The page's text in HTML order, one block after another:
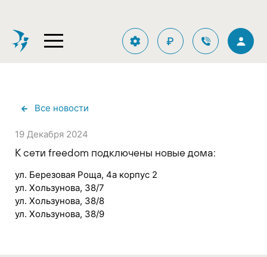
Все новости
19 Декабря 2024
К сети freedom подключены новые дома:
ул. Березовая Роща, 4а корпус 2
ул. Хользунова, 38/7
ул. Хользунова, 38/8
ул. Хользунова, 38/9
₽